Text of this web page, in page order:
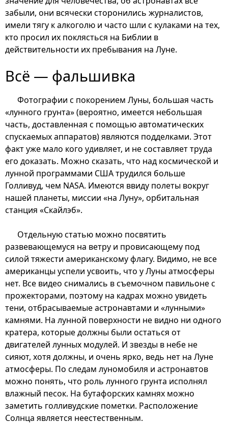
забыли, они всячески сторонились журналистов,
имели тягу к алкоголю и часто шли с кулаками на тех,
кто просил их поклясться на Библии в
действительности их пребывания на Луне.
Всё — фальшивка
Фотографии с покорением Луны, большая часть
«лунного грунта» (вероятно, имеется небольшая
часть, доставленная с помощью автоматических
спускаемых аппаратов) являются подделками. Этот
факт уже мало кого удивляет, и не составляет труда
его доказать. Можно сказать, что над космической и
лунной программами США трудился больше
Голливуд, чем NASA. Имеются ввиду полеты вокруг
нашей планеты, миссии «на Луну», орбитальная
станция «Скайлэб».
Отдельную статью можно посвятить
развевающемуся на ветру и провисающему под
силой тяжести американскому флагу. Видимо, не все
американцы успели усвоить, что у Луны атмосферы
нет. Все видео снимались в съемочном павильоне с
прожекторами, поэтому на кадрах можно увидеть
тени, отбрасываемые астронавтами и «лунными»
камнями. На лунной поверхности не видно ни одного
кратера, которые должны были остаться от
двигателей лунных модулей. И звезды в небе не
сияют, хотя должны, и очень ярко, ведь нет на Луне
атмосферы. По следам луномобиля и астронавтов
можно понять, что роль лунного грунта исполнял
влажный песок. На бутафорских камнях можно
заметить голливудские пометки. Расположение
Солнца является неестественным.